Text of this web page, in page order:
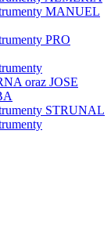
MANUEL
PRO
oraz JOSE
STRUNAL